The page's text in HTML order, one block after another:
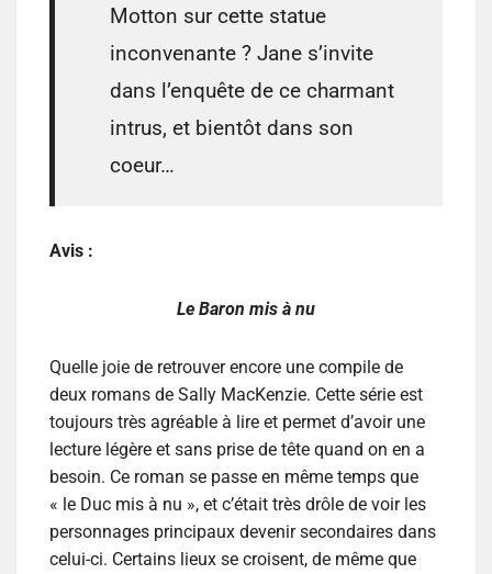
Motton sur cette statue
inconvenante ? Jane s’invite
dans l’enquête de ce charmant
intrus, et bientôt dans son
coeur…
Avis :
Le Baron mis à nu
Quelle joie de retrouver encore une compile de
deux romans de Sally MacKenzie. Cette série est
toujours très agréable à lire et permet d’avoir une
lecture légère et sans prise de tête quand on en a
besoin. Ce roman se passe en même temps que
« le Duc mis à nu », et c’était très drôle de voir les
personnages principaux devenir secondaires dans
celui-ci. Certains lieux se croisent, de même que